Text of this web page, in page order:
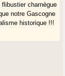
charnègue
notre Gascogne
historique !!!